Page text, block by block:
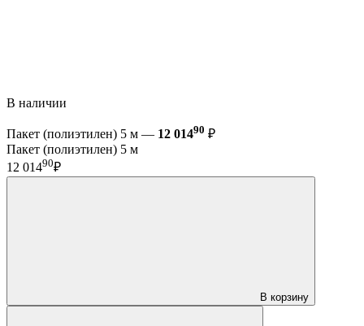
В наличии
Пакет (полиэтилен) 5 м — 12 01490 ₽
Пакет (полиэтилен) 5 м
12 01490₽
В корзину